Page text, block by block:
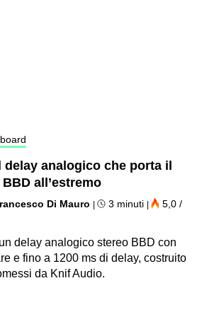
delay analogico che porta il
all’estremo
Di Mauro | 3 minuti |
5,0 /
delay analogico stereo BBD con
e fino a 1200 ms di delay, costruito
da Knif Audio.